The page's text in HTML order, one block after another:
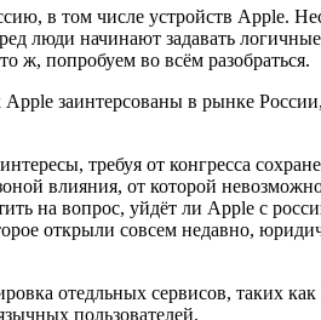
в том числе устройств Apple.
люди начинают задавать
ж, попробуем во всём разобраться.
заинтерсованы в рынке
требуя от конгресса
влияния, от которой невозможно
на вопрос, уйдёт ли Apple с
открыли совсем недавно,
отедльных сервисов, таких
пользователей.